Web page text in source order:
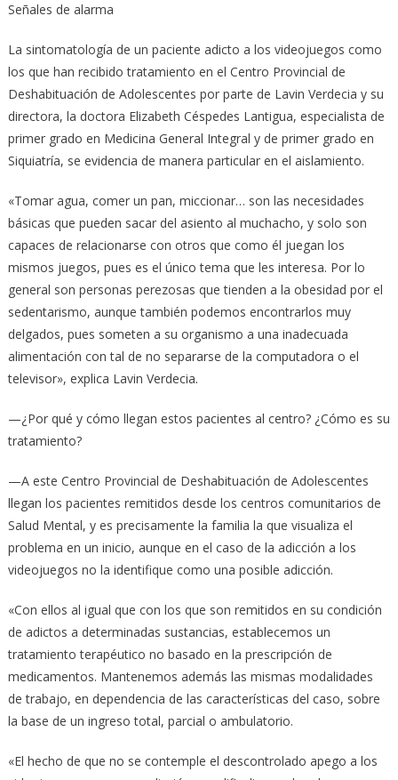
Señales de alarma
La sintomatología de un paciente adicto a los videojuegos como
los que han recibido tratamiento en el Centro Provincial de
Deshabituación de Adolescentes por parte de Lavin Verdecia y su
directora, la doctora Elizabeth Céspedes Lantigua, especialista de
primer grado en Medicina General Integral y de primer grado en
Siquiatría, se evidencia de manera particular en el aislamiento.
«Tomar agua, comer un pan, miccionar… son las necesidades
básicas que pueden sacar del asiento al muchacho, y solo son
capaces de relacionarse con otros que como él juegan los
mismos juegos, pues es el único tema que les interesa. Por lo
general son personas perezosas que tienden a la obesidad por el
sedentarismo, aunque también podemos encontrarlos muy
delgados, pues someten a su organismo a una inadecuada
alimentación con tal de no separarse de la computadora o el
televisor», explica Lavin Verdecia.
—¿Por qué y cómo llegan estos pacientes al centro? ¿Cómo es su
tratamiento?
—A este Centro Provincial de Deshabituación de Adolescentes
llegan los pacientes remitidos desde los centros comunitarios de
Salud Mental, y es precisamente la familia la que visualiza el
problema en un inicio, aunque en el caso de la adicción a los
videojuegos no la identifique como una posible adicción.
«Con ellos al igual que con los que son remitidos en su condición
de adictos a determinadas sustancias, establecemos un
tratamiento terapéutico no basado en la prescripción de
medicamentos. Mantenemos además las mismas modalidades
de trabajo, en dependencia de las características del caso, sobre
la base de un ingreso total, parcial o ambulatorio.
«El hecho de que no se contemple el descontrolado apego a los